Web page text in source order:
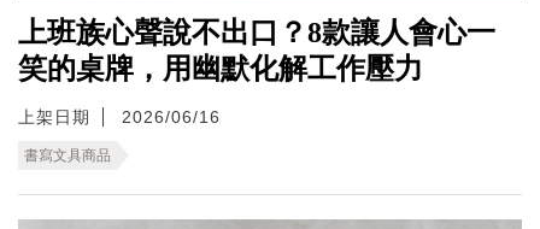
上班族心聲說不出口？8款讓人會心一
笑的桌牌，用幽默化解工作壓力
上架日期 2026/06/16
書寫文具商品